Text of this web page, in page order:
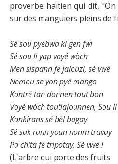
proverbe haïtien qui dit,
sur des manguiers pleins de
Sé sou pyébwa ki gen fwi
Sé sou li yap voyé wòch
Men sispann fè jalouzi, sé vwé
Nemou se yon pyé mango
Kontré tan donnen tout bon
Voyé wòch toutlajounnen, Sou
Konkirans sé bèl bagay
Sé sak rann youn nonm travay
Pa chita fè tripotay, Sé vwé !
(L'arbre qui porte des fruits